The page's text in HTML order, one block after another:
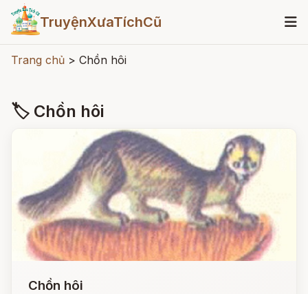
TruyệnXưaTíchCũ
Trang chủ > Chồn hôi
🏷 Chồn hôi
Chồn hôi